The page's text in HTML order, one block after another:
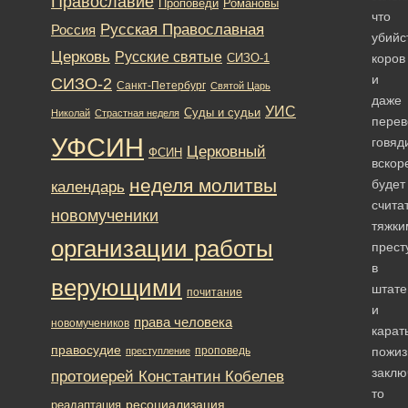
что
коров
и
даже
будет
в
штате
и
то
Проповеди Романовы
Россия Русская Православная
Церковь Русские святые СИЗО-1
СИЗО-2 Санкт-Петербург Святой Царь
Николай Страстная неделя Суды и судьи УИС
УФСИН ФСИН Церковный
календарь неделя молитвы
новомученики
организации работы
верующими почитание
новомучеников права человека
правосудие преступление проповедь
протоиерей Константин Кобелев
реадаптация ресоциализация